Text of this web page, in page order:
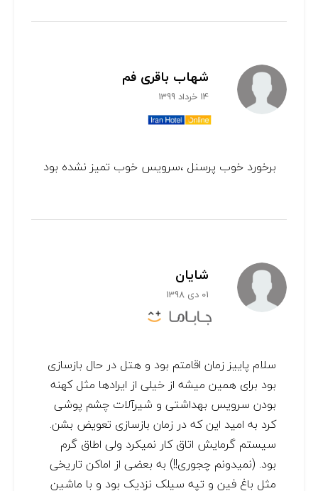
شهاب باقری فم
14 خرداد 1399
برخورد خوب پرسنل ،سرویس خوب تمیز نشده بود
شایان
01 دی 1398
سلام پاییز زمان اقامتم بود و هتل در حال بازسازی
بود برای همین میشه از خیلی از ایرادها مثل کهنه
بودن سرویس بهداشتی و شیرآلات چشم پوشی
کرد به امید این که در زمان بازسازی تعویض بشن.
سیستم گرمایش اتاق کار نمیکرد ولی اطاق گرم
بود. (نمیدونم چجوری!!) به بعضی از اماکن تاریخی
مثل باغ فین و تپه سیلک نزدیک بود و با ماشین